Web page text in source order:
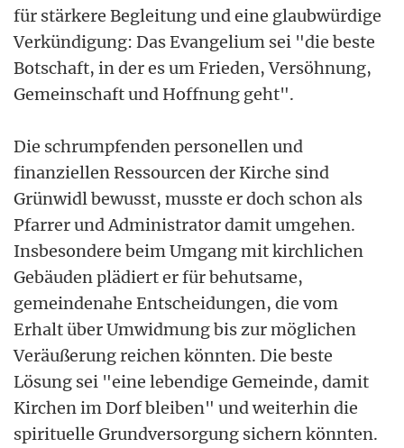
für stärkere Begleitung und eine glaubwürdige
Verkündigung: Das Evangelium sei "die beste
Botschaft, in der es um Frieden, Versöhnung,
Gemeinschaft und Hoffnung geht".
Die schrumpfenden personellen und
finanziellen Ressourcen der Kirche sind
Grünwidl bewusst, musste er doch schon als
Pfarrer und Administrator damit umgehen.
Insbesondere beim Umgang mit kirchlichen
Gebäuden plädiert er für behutsame,
gemeindenahe Entscheidungen, die vom
Erhalt über Umwidmung bis zur möglichen
Veräußerung reichen könnten. Die beste
Lösung sei "eine lebendige Gemeinde, damit
Kirchen im Dorf bleiben" und weiterhin die
spirituelle Grundversorgung sichern könnten.